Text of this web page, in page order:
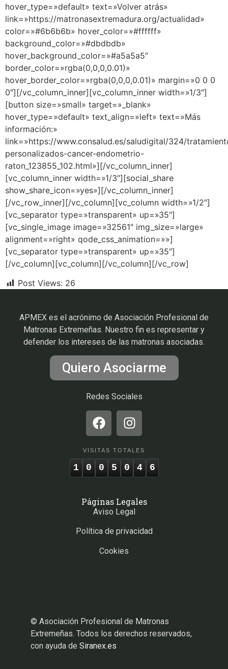
hover_type=»default» text=»Volver atrás»
link=»https://matronasextremadura.org/actualidad»
color=»#6b6b6b» hover_color=»#ffffff»
background_color=»#dbdbdb»
hover_background_color=»#a5a5a5″
border_color=»rgba(0,0,0,0.01)»
hover_border_color=»rgba(0,0,0,0.01)» margin=»0 0 0
0″][/vc_column_inner][vc_column_inner width=»1/3″]
[button size=»small» target=»_blank»
hover_type=»default» text_align=»left» text=»Más
información:»
link=»https://www.consalud.es/saludigital/324/
personalizados-cancer-endometrio-
raton_123855_102.html»][/vc_column_inner]
[vc_column_inner width=»1/3″][social_share
show_share_icon=»yes»][/vc_column_inner]
[/vc_row_inner][/vc_column][vc_column width=»1/2″]
[vc_separator type=»transparent» up=»35″]
[vc_single_image image=»32561″ img_size=»large»
alignment=»right» qode_css_animation=»»]
[vc_separator type=»transparent» up=»35″]
[/vc_column][vc_column][/vc_column][/vc_row]
Post Views: 26
APMEX es el acrónimo de Asociación Profesional de
Matronas Extremeñas. Nuestro fin es representar y
defender los intereses de las matronas asociadas.
Quiero Asociarme
Redes Sociales
VISITAS TOTALES
1 0 0 5 0 4 6
Páginas Legales
Aviso Legal
Política de privacidad
Cookies
© Asociación Profesional de Matronas
Extremeñas. Todos los derechos reservados,
con ayuda de Siranex.es